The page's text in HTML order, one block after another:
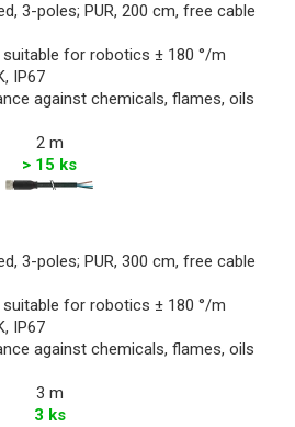
3-poles; PUR, 200 cm, free cable
suitable for robotics ± 180 °/m
IP67
against chemicals, flames, oils
2 m
> 15 ks
3-poles; PUR, 300 cm, free cable
suitable for robotics ± 180 °/m
IP67
against chemicals, flames, oils
3 m
3 ks